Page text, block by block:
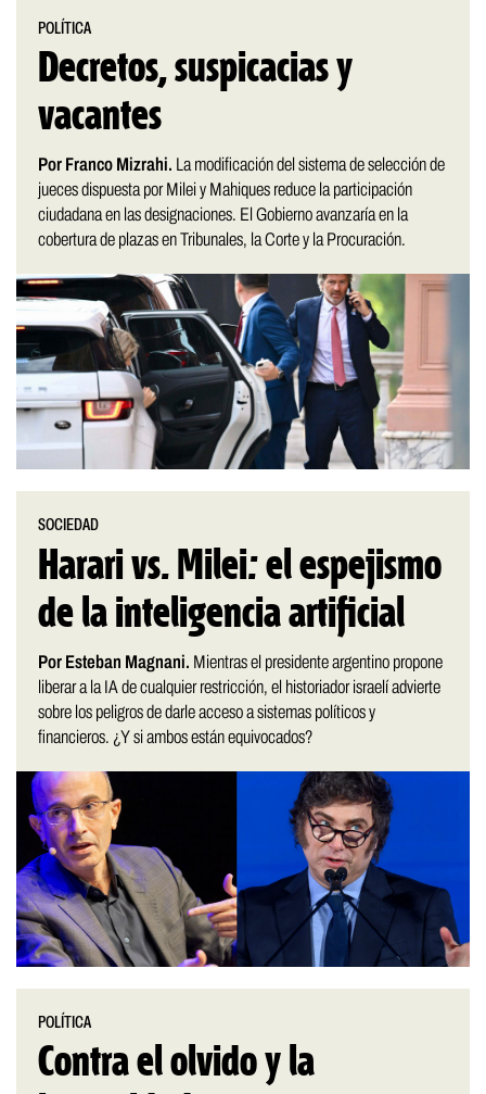
POLÍTICA
Decretos, suspicacias y
vacantes
Por Franco Mizrahi. La modificación del sistema de selección de
jueces dispuesta por Milei y Mahiques reduce la participación
ciudadana en las designaciones. El Gobierno avanzaría en la
cobertura de plazas en Tribunales, la Corte y la Procuración.
SOCIEDAD
Harari vs. Milei: el espejismo
de la inteligencia artificial
Por Esteban Magnani. Mientras el presidente argentino propone
liberar a la IA de cualquier restricción, el historiador israelí advierte
sobre los peligros de darle acceso a sistemas políticos y
financieros. ¿Y si ambos están equivocados?
POLÍTICA
Contra el olvido y la